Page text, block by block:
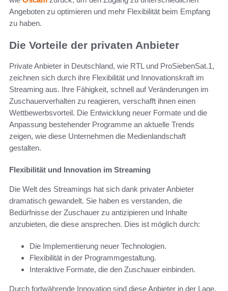
Angeboten zu optimieren und mehr Flexibilität beim Empfang
zu haben.
Die Vorteile der privaten Anbieter
Private Anbieter in Deutschland, wie RTL und ProSiebenSat.1,
zeichnen sich durch ihre Flexibilität und Innovationskraft im
Streaming aus. Ihre Fähigkeit, schnell auf Veränderungen im
Zuschauerverhalten zu reagieren, verschafft ihnen einen
Wettbewerbsvorteil. Die Entwicklung neuer Formate und die
Anpassung bestehender Programme an aktuelle Trends
zeigen, wie diese Unternehmen die Medienlandschaft
gestalten.
Flexibilität und Innovation im Streaming
Die Welt des Streamings hat sich dank privater Anbieter
dramatisch gewandelt. Sie haben es verstanden, die
Bedürfnisse der Zuschauer zu antizipieren und Inhalte
anzubieten, die diese ansprechen. Dies ist möglich durch:
Die Implementierung neuer Technologien.
Flexibilität in der Programmgestaltung.
Interaktive Formate, die den Zuschauer einbinden.
Durch fortwährende Innovation sind diese Anbieter in der Lage,